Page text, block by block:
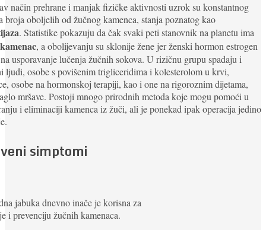
način prehrane i manjak fizičke aktivnosti uzrok su konstantnog
broja oboljelih od žučnog kamenca, stanja poznatog kao
. Statistike pokazuju da čak svaki peti stanovnik na planetu ima
, a obolijevanju su sklonije žene jer ženski hormon estrogen
usporavanje lučenja žučnih sokova. U rizičnu grupu spadaju i
ljudi, osobe s povišenim trigliceridima i kolesterolom u krvi,
osobe na hormonskoj terapiji, kao i one na rigoroznim dijetama,
mršave. Postoji mnogo prirodnih metoda koje mogu pomoći u
i eliminaciji kamenca iz žuči, ali je ponekad ipak operacija jedino
simptomi
jabuka dnevno inače je korisna za
i prevenciju žučnih kamenaca.